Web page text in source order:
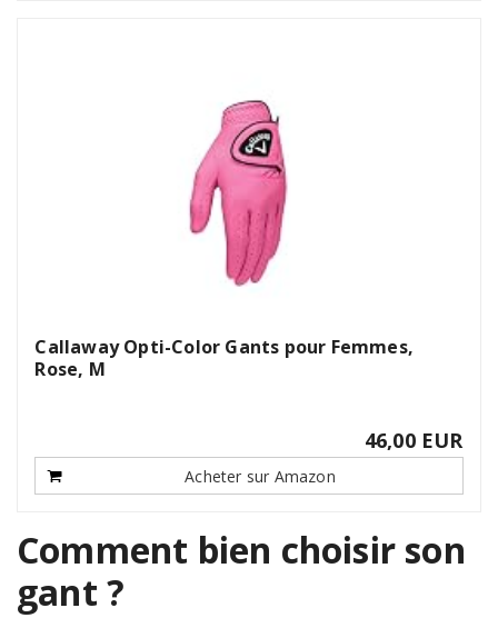
Callaway Opti-Color Gants pour Femmes,
Rose, M
46,00 EUR
Acheter sur Amazon
Comment bien choisir son
gant ?